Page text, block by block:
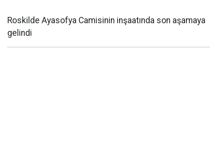
Roskilde Ayasofya Camisinin inşaatında son aşamaya
gelindi